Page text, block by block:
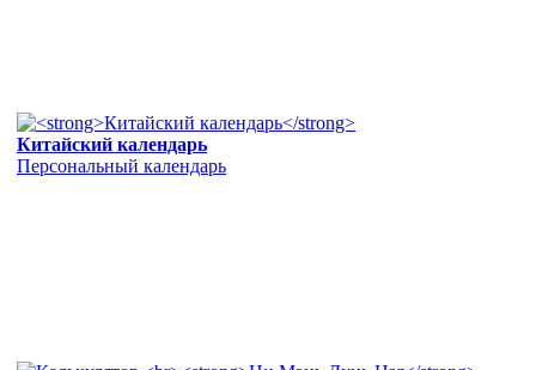
Китайский календарь
Персональный календарь